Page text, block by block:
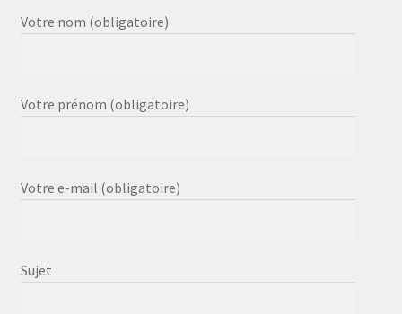
Votre nom (obligatoire)
Votre prénom (obligatoire)
Votre e-mail (obligatoire)
Sujet